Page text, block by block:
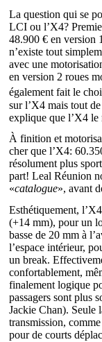
La question qui se
LCI ou l’X4?
48.900 € en version
n’existe tout
avec une
en version 2 roues
également fait le
sur l’X4 mais tout
explique que l’X4 le
À finition et
cher que l’X4:
résolument plus
part! Leal Réunion
«catalogue», avant
Esthétiquement,
(+14 mm), pour un
basse de 20 mm à
l’espace intérieur,
un break.
confortablement,
finalement logique
passagers sont plus
Jackie Chan). Seule
transmission,
pour de courts